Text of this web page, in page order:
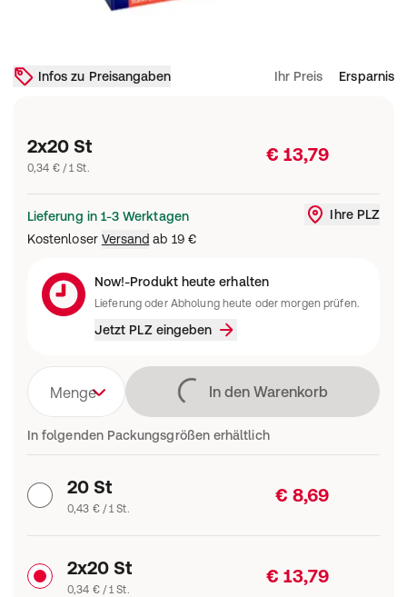
Infos zu Preisangaben Ihr Preis Ersparnis
2x20 St
0,34 € / 1 St.
€ 13,79
Lieferung in 1-3 Werktagen
Kostenloser Versand ab 19 €
Ihre PLZ
Now!-Produkt heute erhalten
Lieferung oder Abholung heute oder morgen prüfen.
Jetzt PLZ eingeben
Menge LädtIn den Warenkorb
In folgenden Packungsgrößen erhältlich
20 St
0,43 € / 1 St.
€ 8,69
2x20 St
0,34 € / 1 St.
€ 13,79